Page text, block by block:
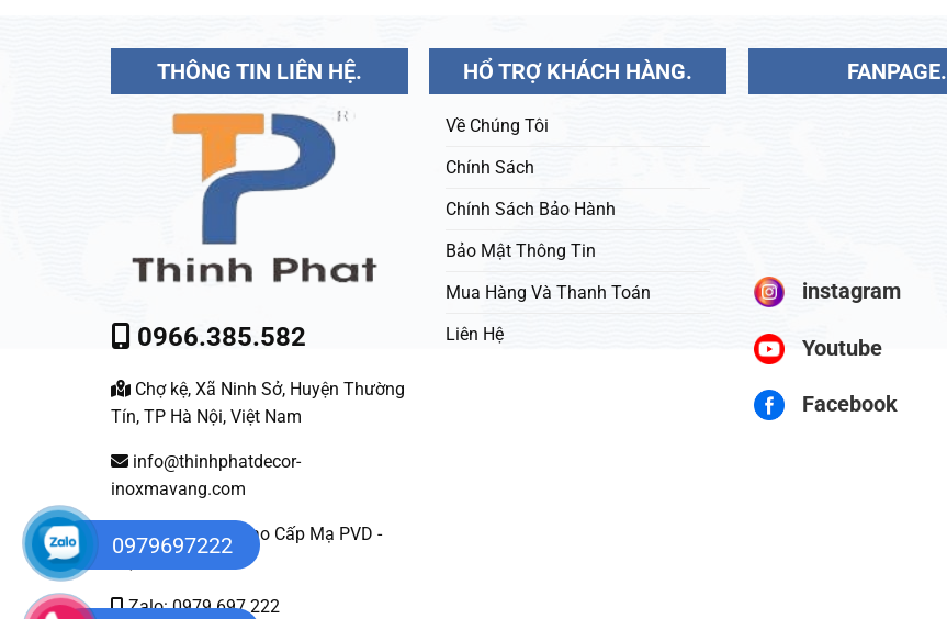
THÔNG TIN LIÊN HỆ.
0966.385.582
Chợ kệ, Xã Ninh Sở, Huyện Thường
Tín, TP Hà Nội, Việt Nam
info@thinhphatdecor-
inoxmavang.com
Nội Thất Inox Cao Cấp Mạ PVD -
Zalo: 0979 697 222
HỔ TRỢ KHÁCH HÀNG.
Về Chúng Tôi
Chính Sách
Chính Sách Bảo Hành
Bảo Mật Thông Tin
Mua Hàng Và Thanh Toán
Liên Hệ
FANPAGE.
instagram
Youtube
Facebook
0979697222